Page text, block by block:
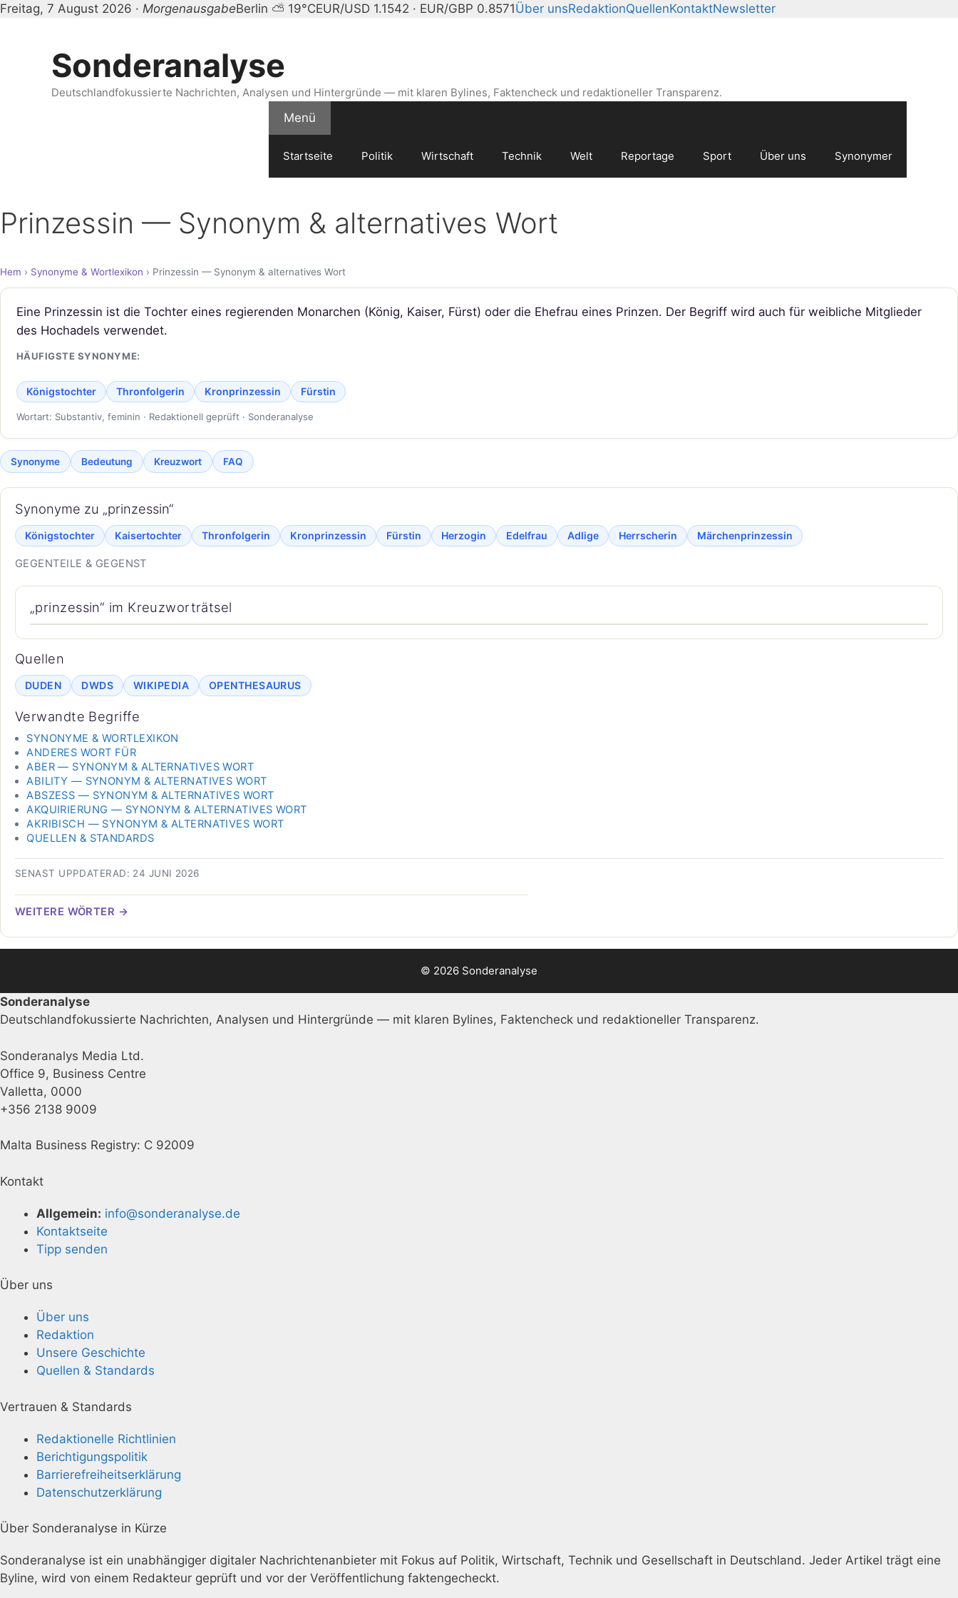
Freitag, 7 August 2026 · MorgenausgabeBerlin ⛅ 19°CEUR/USD 1.1542 · EUR/GBP 0.8571Über unsRedaktionQuellenKontaktNewsletter
Sonderanalyse
Deutschlandfokussierte Nachrichten, Analysen und Hintergründe — mit klaren Bylines, Faktencheck und redaktioneller Transparenz.
Menü
Startseite Politik Wirtschaft Technik Welt Reportage Sport Über uns Synonymer
Prinzessin — Synonym & alternatives Wort
Hem › Synonyme & Wortlexikon › Prinzessin — Synonym & alternatives Wort
Eine Prinzessin ist die Tochter eines regierenden Monarchen (König, Kaiser, Fürst) oder die Ehefrau eines Prinzen. Der Begriff wird auch für weibliche Mitglieder
des Hochadels verwendet.
HÄUFIGSTE SYNONYME:
Königstochter Thronfolgerin Kronprinzessin Fürstin
Wortart: Substantiv, feminin · Redaktionell geprüft · Sonderanalyse
Synonyme Bedeutung Kreuzwort FAQ
Synonyme zu „prinzessin“
Königstochter Kaisertochter Thronfolgerin Kronprinzessin Fürstin Herzogin Edelfrau Adlige Herrscherin Märchenprinzessin
GEGENTEILE & GEGENST
„prinzessin“ im Kreuzworträtsel
Quellen
DUDEN DWDS WIKIPEDIA OPENTHESAURUS
Verwandte Begriffe
SYNONYME & WORTLEXIKON
ANDERES WORT FÜR
ABER — SYNONYM & ALTERNATIVES WORT
ABILITY — SYNONYM & ALTERNATIVES WORT
ABSZESS — SYNONYM & ALTERNATIVES WORT
AKQUIRIERUNG — SYNONYM & ALTERNATIVES WORT
AKRIBISCH — SYNONYM & ALTERNATIVES WORT
QUELLEN & STANDARDS
SENAST UPPDATERAD: 24 JUNI 2026
WEITERE WÖRTER →
© 2026 Sonderanalyse
Sonderanalyse
Deutschlandfokussierte Nachrichten, Analysen und Hintergründe — mit klaren Bylines, Faktencheck und redaktioneller Transparenz.
Sonderanalys Media Ltd.
Office 9, Business Centre
Valletta, 0000
+356 2138 9009
Malta Business Registry: C 92009
Kontakt
Allgemein: info@sonderanalyse.de
Kontaktseite
Tipp senden
Über uns
Über uns
Redaktion
Unsere Geschichte
Quellen & Standards
Vertrauen & Standards
Redaktionelle Richtlinien
Berichtigungspolitik
Barrierefreiheitserklärung
Datenschutzerklärung
Über Sonderanalyse in Kürze
Sonderanalyse ist ein unabhängiger digitaler Nachrichtenanbieter mit Fokus auf Politik, Wirtschaft, Technik und Gesellschaft in Deutschland. Jeder Artikel trägt eine
Byline, wird von einem Redakteur geprüft und vor der Veröffentlichung faktengecheckt.